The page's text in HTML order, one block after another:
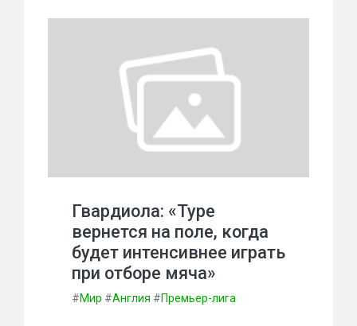
Гвардиола: «Туре
вернется на поле, когда
будет интенсивнее играть
при отборе мяча»
#Мир #Англия #Премьер-лига